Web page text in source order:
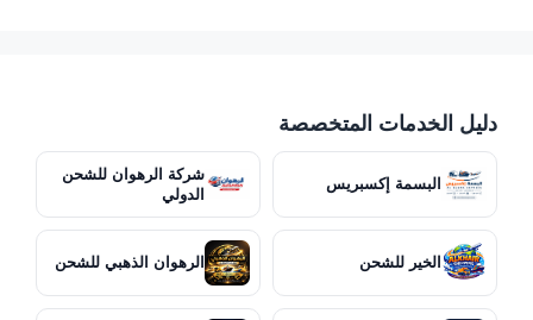
دليل الخدمات المتخصصة
البسمة إكسبريس
شركة الرهوان للشحن
الدولي
الخير للشحن الرهوان الذهبي للشحن